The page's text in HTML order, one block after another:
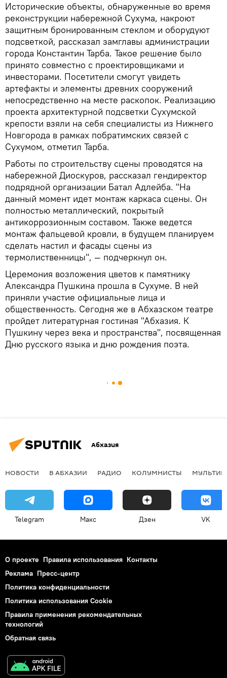
Исторические объекты, обнаруженные во время
реконструкции набережной Сухума, накроют
защитным бронированным стеклом и оборудуют
подсветкой, рассказал замглавы администрации
города Константин Тарба. Такое решение было
принято совместно с проектировщиками и
инвесторами. Посетители смогут увидеть
артефакты и элементы древних сооружений
непосредственно на месте раскопок. Реализацию
проекта архитектурной подсветки Сухумской
крепости взяли на себя специалисты из Нижнего
Новгорода в рамках побратимских связей с
Сухумом, отметил Тарба.
Работы по строительству сцены проводятся на
набережной Диоскуров, рассказал гендиректор
подрядной организации Батал Адлейба. "На
данный момент идет монтаж каркаса сцены. Он
полностью металлический, покрытый
антикоррозионным составом. Также ведется
монтаж фальцевой кровли, в будущем планируем
сделать настил и фасады сцены из
термолиственницы", — подчеркнул он.
Церемония возложения цветов к памятнику
Александра Пушкина прошла в Сухуме. В ней
приняли участие официальные лица и
общественность. Сегодня же в Абхазском театре
пройдет литературная гостиная "Абхазия. К
Пушкину через века и пространства", посвященная
Дню русского языка и дню рождения поэта.
Абхазия
НОВОСТИ В АБХАЗИИ РАДИО КОЛУМНИСТЫ
Telegram Макс Дзен VK
О проекте Правила использования Контакты
Реклама Пресс-центр
Политика конфиденциальности
Политика использования Cookie
Правила применения рекомендательных
технологий
Обратная связь